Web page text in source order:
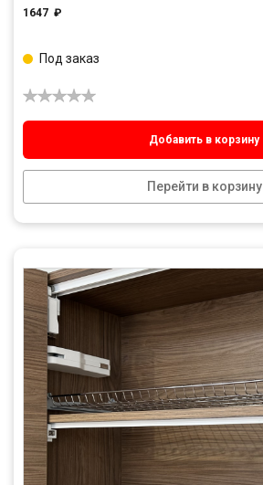
1647 ₽
Добавить в корзину
Перейти в корзину
Под заказ